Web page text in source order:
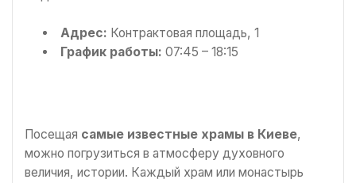
Адрес: Контрактовая площадь, 1
График работы: 07:45 – 18:15
Посещая самые известные храмы в Киеве,
можно погрузиться в атмосферу духовного
величия, истории. Каждый храм или монастырь